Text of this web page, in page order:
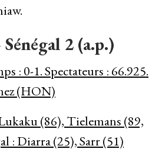
2 (a.p.)
: 0-1. Spectateurs : 66.925.
(HON)
(86), Tielemans (89,
: Diarra (25), Sarr (51)